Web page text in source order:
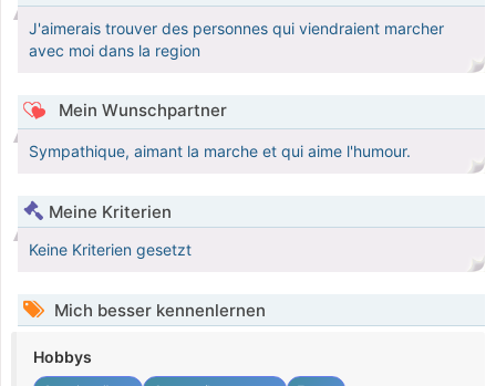
J'aimerais trouver des personnes qui viendraient marcher
avec moi dans la region
Mein Wunschpartner
Sympathique, aimant la marche et qui aime l'humour.
Meine Kriterien
Keine Kriterien gesetzt
Mich besser kennenlernen
Hobbys